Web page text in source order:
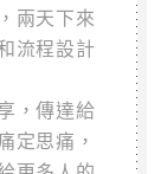
兩天下來
流程設計
，傳達給
定思痛，